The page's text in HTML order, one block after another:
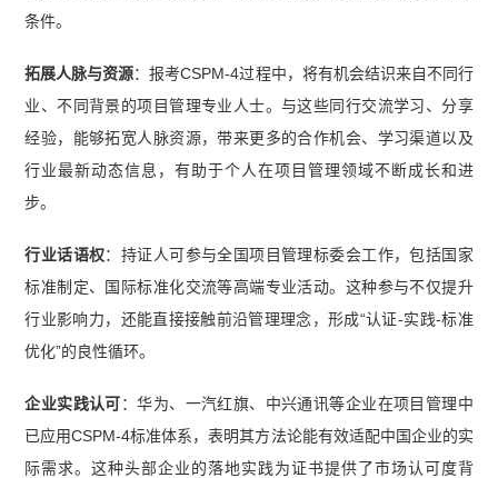
条件。
拓展人脉与资源：报考CSPM-4过程中，将有机会结识来自不同行
业、不同背景的项目管理专业人士。与这些同行交流学习、分享
经验，能够拓宽人脉资源，带来更多的合作机会、学习渠道以及
行业最新动态信息，有助于个人在项目管理领域不断成长和进
步。
行业话语权：持证人可参与全国项目管理标委会工作，包括国家
标准制定、国际标准化交流等高端专业活动。这种参与不仅提升
行业影响力，还能直接接触前沿管理理念，形成“认证-实践-标准
优化”的良性循环。
企业实践认可：华为、一汽红旗、中兴通讯等企业在项目管理中
已应用CSPM-4标准体系，表明其方法论能有效适配中国企业的实
际需求。这种头部企业的落地实践为证书提供了市场认可度背